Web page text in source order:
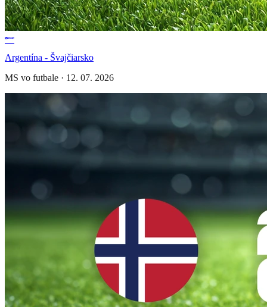
Argentína - Švajčiarsko
MS vo futbale · 12. 07. 2026